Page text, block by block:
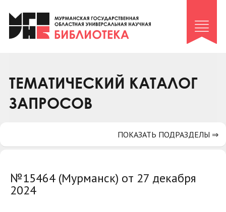
Клуб «Гиря и сельдерей»
Клуб «Семейный архив»
Коллегам
Контакты
ТЕМАТИЧЕСКИЙ КАТАЛОГ
ЗАПРОСОВ
№15464 (Мурманск) от 27 декабря
2024
ПОКАЗАТЬ ПОДРАЗДЕЛЫ ⇒